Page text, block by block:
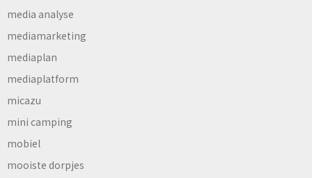
media analyse
mediamarketing
mediaplan
mediaplatform
micazu
mini camping
mobiel
mooiste dorpjes